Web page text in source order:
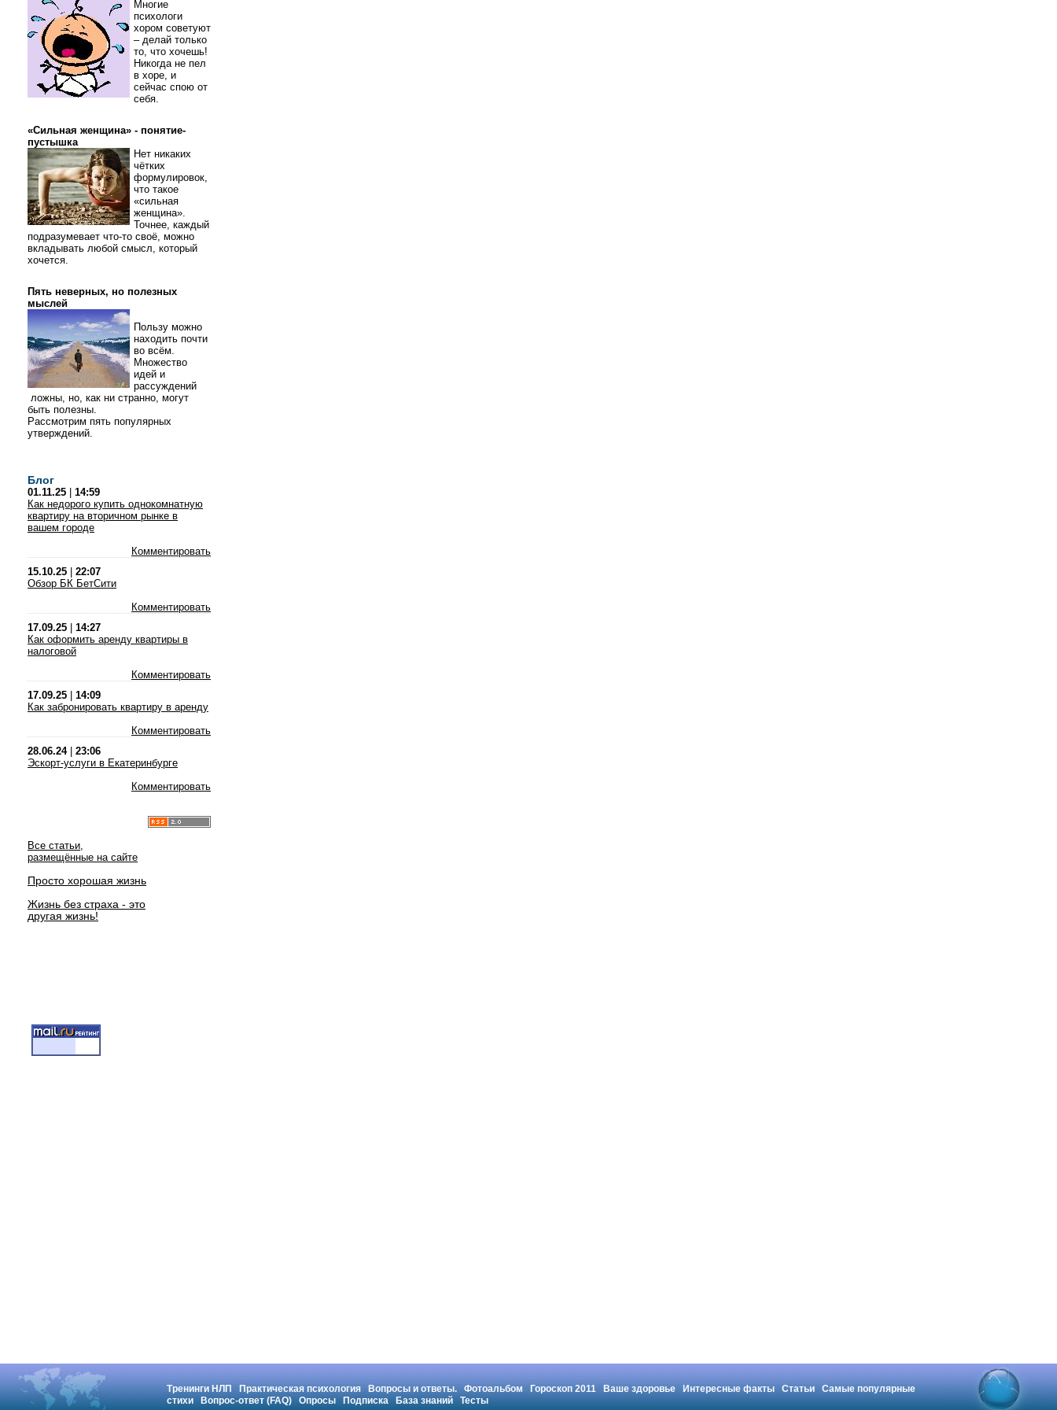
Многие
психологи
хором советуют
– делай только
то, что хочешь!
Никогда не пел
в хоре, и
сейчас спою от
себя.
«Сильная женщина» - понятие-
пустышка
Нет никаких
чётких
формулировок,
что такое
«сильная
женщина».
Точнее, каждый
подразумевает что-то своё, можно
вкладывать любой смысл, который
хочется.
Пять неверных, но полезных
мыслей
Пользу можно
находить почти
во всём.
Множество
идей и
рассуждений
ложны, но, как ни странно, могут
быть полезны.
Рассмотрим пять популярных
утверждений.
Блог
01.11.25
14:59
Как недорого купить однокомнатную
квартиру на вторичном рынке в
вашем городе
Комментировать
15.10.25
22:07
Обзор БК БетСити
Комментировать
17.09.25
14:27
Как оформить аренду квартиры в
налоговой
Комментировать
17.09.25
14:09
Как забронировать квартиру в аренду
Комментировать
28.06.24| 23:06
Эскорт-услуги в Екатеринбурге
Комментировать
Все статьи,
размещённые на сайте
Просто хорошая жизнь
Жизнь без страха - это
другая жизнь!
Тренинги НЛП Практическая психология Вопросы и ответы. Фотоальбом Гороскоп 2011 Ваше здоровье Интересные факты Статьи
Самые популярные
стихи
Вопрос-ответ (FAQ) Опросы Подписка База знаний Тесты